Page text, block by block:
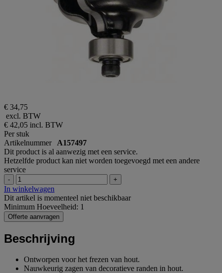
€ 34,75
excl. BTW
€ 42,05 incl. BTW
Per stuk
Artikelnummer A157497
Dit product is al aanwezig met een service.
Hetzelfde product kan niet worden toegevoegd met een andere
service
- +
In winkelwagen
Dit artikel is momenteel niet beschikbaar
Minimum Hoeveelheid: 1
Offerte aanvragen
Beschrijving
Ontworpen voor het frezen van hout.
Nauwkeurig zagen van decoratieve randen in hout.